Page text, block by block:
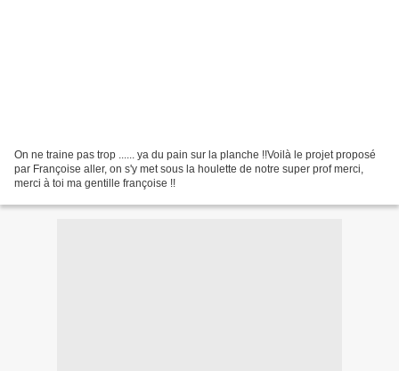
On ne traine pas trop ...... ya du pain sur la planche !!Voilà le projet proposé
par Françoise aller, on s'y met sous la houlette de notre super prof merci,
merci à toi ma gentille françoise !!